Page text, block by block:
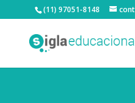
(11) 97051-8148